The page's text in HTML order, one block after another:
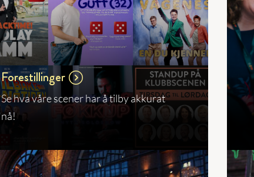
Forestillinger
Se hva våre scener har å tilby akkurat
nå!